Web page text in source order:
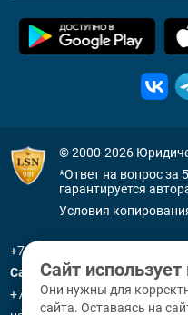
© 2000-2026
*Ответ на вопрос за
гарантируется
Условия
+7 (800) 505-91-11
Санкт-Петербург
+7 (812) 336-92-64
Сайт использует
Они нужны для
сайта. Оставаясь на